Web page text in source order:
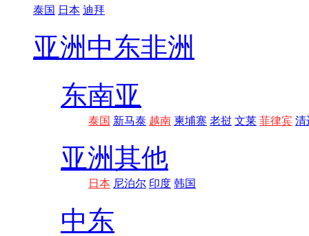
泰国 日本 迪拜
亚洲 中东非洲
东南亚
泰国 新马泰 越南 柬埔寨 老挝 文莱 菲律宾 清
亚洲其他
日本 尼泊尔 印度 韩国
中东